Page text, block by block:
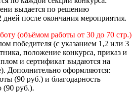
выдается по решению
дней после окончания мероприятия.
(объёмом работы от 30 до 70 стр.)
победителя (с указанием 1,2 или 3
положение конкурса, приказ и
и сертификат выдаются на
Дополнительно оформляются:
(90 руб.) и благодарность
(90 руб.).